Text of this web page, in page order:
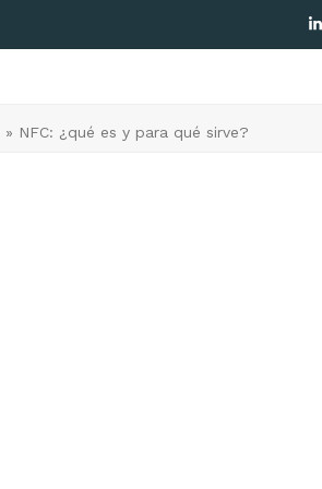
» NFC: ¿qué es y para qué sirve?